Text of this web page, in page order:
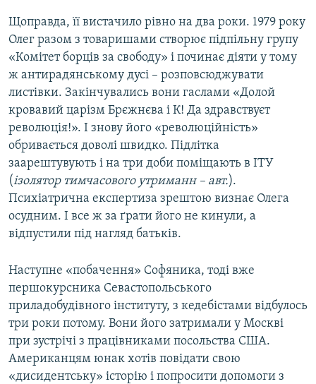
Щоправда, її вистачило рівно на два роки. 1979 року
Олег разом з товаришами створює підпільну групу
«Комітет борців за свободу» і починає діяти у тому
ж антирадянському дусі – розповсюджувати
листівки. Закінчувались вони гаслами «Долой
кровавий царізм Брєжнєва і К! Да здравствуєт
революція!». І знову його «революційність»
обривається доволі швидко. Підлітка
заарештувують і на три доби поміщають в ІТУ
(ізолятор тимчасового утриманн – авт.).
Психіатрична експертиза зрештою визнає Олега
осудним. І все ж за ґрати його не кинули, а
відпустили під нагляд батьків.
Наступне «побачення» Софяника, тоді вже
першокурсника Севастопольського
приладобудівного інституту, з кедебістами відбулось
три роки потому. Вони його затримали у Москві
при зустрічі з працівниками посольства США.
Американцям юнак хотів повідати свою
«дисидентську» історію і попросити допомоги з